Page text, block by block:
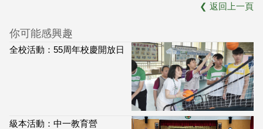
❮ 返回上一頁
你可能感興趣
全校活動：55周年校慶開放日
級本活動：中一教育營